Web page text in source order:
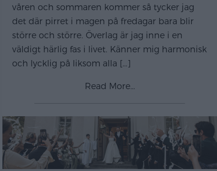
våren och sommaren kommer så tycker jag
det där pirret i magen på fredagar bara blir
större och större. Överlag är jag inne i en
väldigt härlig fas i livet. Känner mig harmonisk
och lycklig på liksom alla […]
Read More…